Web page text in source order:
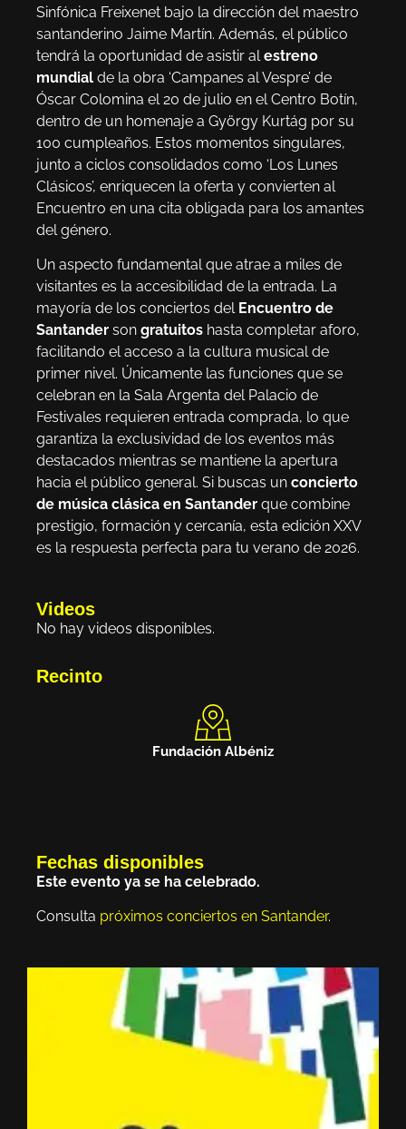
Sinfónica Freixenet bajo la dirección del maestro
santanderino Jaime Martín. Además, el público
tendrá la oportunidad de asistir alestreno
mundial de la obra ‘Campanes al Vespre’ de
Óscar Colomina el 20 de julio en el Centro Botín,
dentro de un homenaje a György Kurtág por su
100 cumpleaños. Estos momentos singulares,
junto a ciclos consolidados como ‘Los Lunes
Clásicos’, enriquecen la oferta y convierten al
Encuentro en una cita obligada para los amantes
del género.
Un aspecto fundamental que atrae a miles de
visitantes es la accesibilidad de la entrada. La
mayoría de los conciertos del Encuentro de
Santander son gratuitos hasta completar aforo,
facilitando el acceso a la cultura musical de
primer nivel. Únicamente las funciones que se
celebran en la Sala Argenta del Palacio de
Festivales requieren entrada comprada, lo que
garantiza la exclusividad de los eventos más
destacados mientras se mantiene la apertura
hacia el público general. Si buscas un concierto
de música clásica en Santander que combine
prestigio, formación y cercanía, esta edición XXV
es la respuesta perfecta para tu verano de 2026.
Videos
No hay videos disponibles.
Recinto
Fundación Albéniz
Fechas disponibles
Este evento ya se ha celebrado.
Consulta próximos conciertos en Santander.